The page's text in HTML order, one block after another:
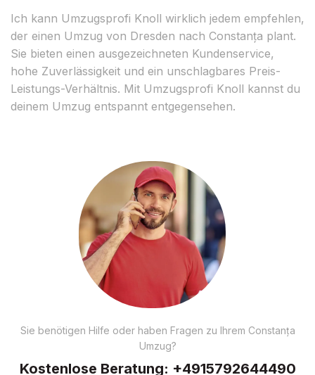
Ich kann Umzugsprofi Knoll wirklich jedem empfehlen,
der einen Umzug von Dresden nach Constanța plant.
Sie bieten einen ausgezeichneten Kundenservice,
hohe Zuverlässigkeit und ein unschlagbares Preis-
Leistungs-Verhältnis. Mit Umzugsprofi Knoll kannst du
deinem Umzug entspannt entgegensehen.
Sie benötigen Hilfe oder haben Fragen zu Ihrem Constanța
Umzug?
Kostenlose Beratung: +4915792644490